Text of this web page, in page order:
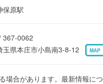
保原駅
367-0062
玉県本庄市小島南3-8-12
MAP
場合があります。最新情報に